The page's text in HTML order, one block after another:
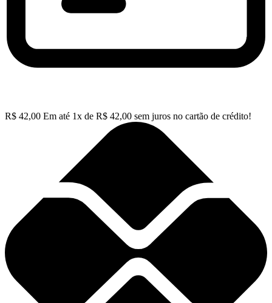
R$ 42,00 Em até 1x de R$ 42,00 sem juros no cartão de crédito!